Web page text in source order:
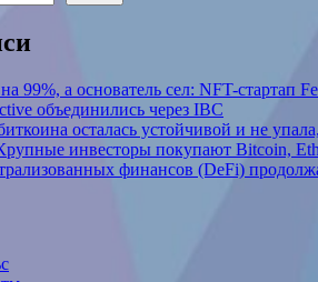
99%, а основатель сел: NFT-стартап
объединились через IBC
осталась устойчивой и не
инвесторы покупают Bitcoin,
финансов (DeFi)